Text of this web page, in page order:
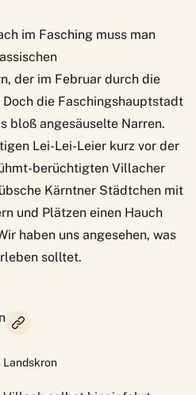
im Fasching muss man
der im Februar durch die
die Faschingshauptstadt
bloß angesäuselte Narren.
Lei-Lei-Leier kurz vor der
berüchtigten Villacher
Kärntner Städtchen mit
und Plätzen einen Hauch
haben uns angesehen, was
solltet.
Landskron